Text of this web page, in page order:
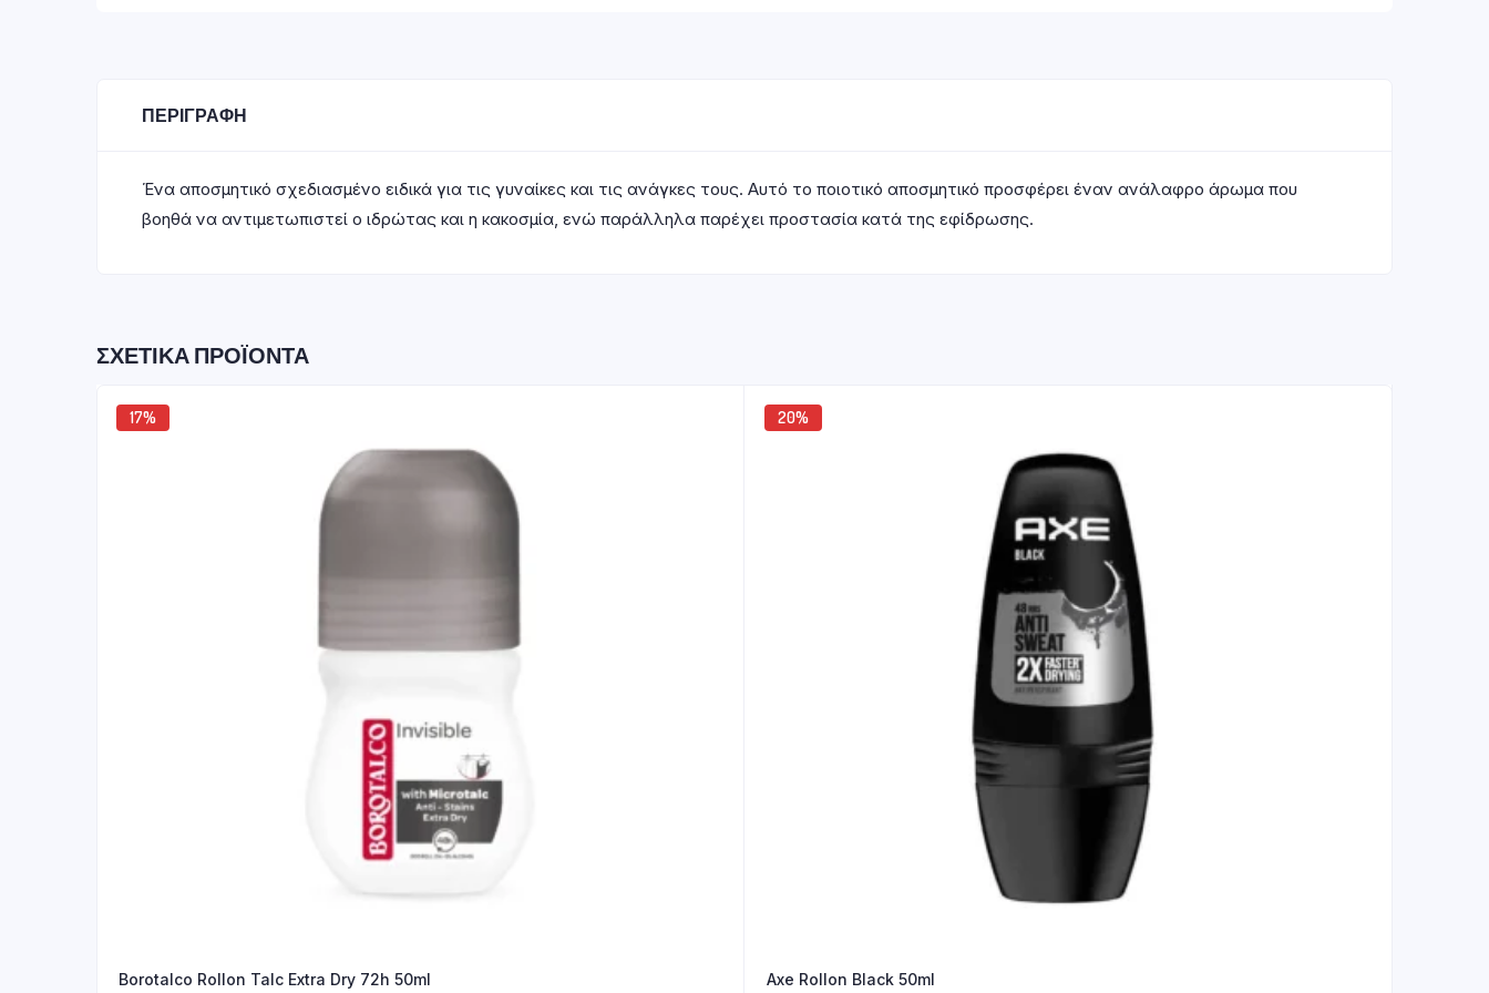
ΠΕΡΙΓΡΑΦΉ
Ένα αποσμητικό σχεδιασμένο ειδικά για τις γυναίκες και τις ανάγκες τους. Αυτό το ποιοτικό αποσμητικό προσφέρει έναν ανάλαφρο άρωμα που
βοηθά να αντιμετωπιστεί ο ιδρώτας και η κακοσμία, ενώ παράλληλα παρέχει προστασία κατά της εφίδρωσης.
ΣΧΕΤΙΚΆ ΠΡΟΪΌΝΤΑ
17%
Borotalco Rollon Talc Extra Dry 72h 50ml
20%
Axe Rollon Black 50ml